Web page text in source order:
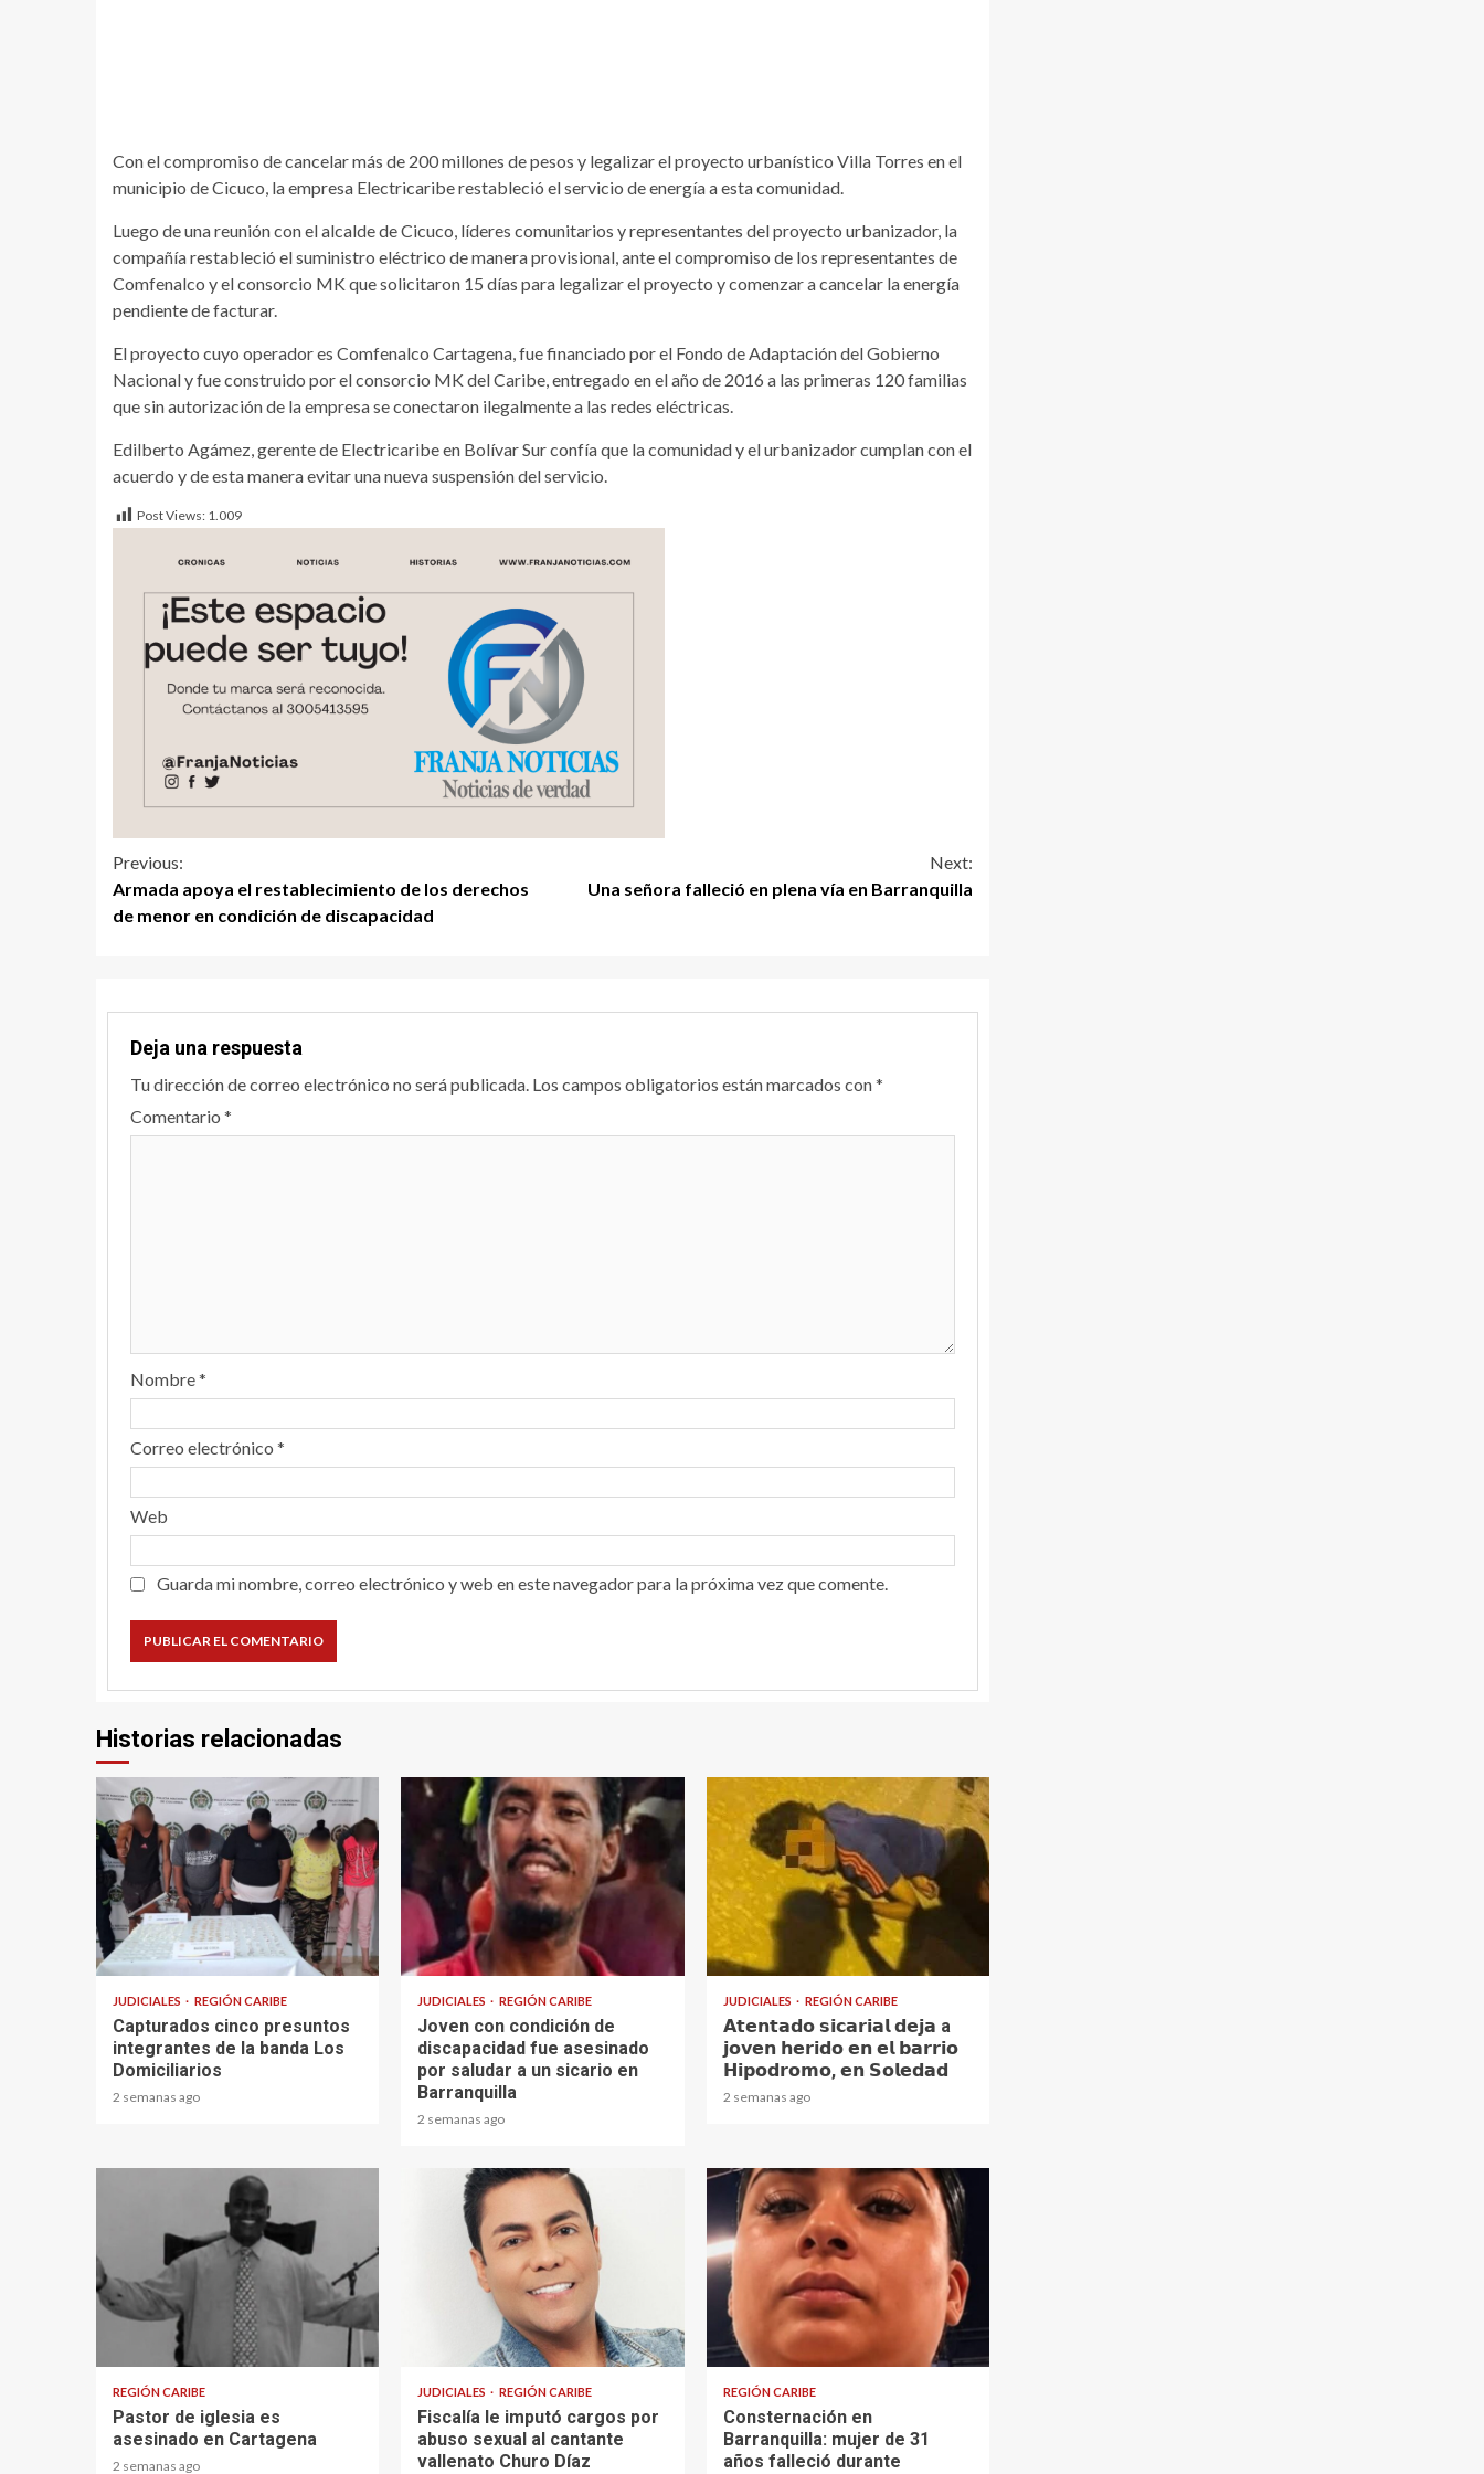
Con el compromiso de cancelar más de 200 millones de pesos y legalizar el proyecto urbanístico Villa Torres en el
municipio de Cicuco, la empresa Electricaribe restableció el servicio de energía a esta comunidad.
Luego de una reunión con el alcalde de Cicuco, líderes comunitarios y representantes del proyecto urbanizador, la
compañía restableció el suministro eléctrico de manera provisional, ante el compromiso de los representantes de
Comfenalco y el consorcio MK que solicitaron 15 días para legalizar el proyecto y comenzar a cancelar la energía
pendiente de facturar.
El proyecto cuyo operador es Comfenalco Cartagena, fue financiado por el Fondo de Adaptación del Gobierno
Nacional y fue construido por el consorcio MK del Caribe, entregado en el año de 2016 a las primeras 120 familias
que sin autorización de la empresa se conectaron ilegalmente a las redes eléctricas.
Edilberto Agámez, gerente de Electricaribe en Bolívar Sur confía que la comunidad y el urbanizador cumplan con el
acuerdo y de esta manera evitar una nueva suspensión del servicio.
Post Views: 1.009
Previous:
Armada apoya el restablecimiento de los derechos
de menor en condición de discapacidad
Next:
Una señora falleció en plena vía en Barranquilla
Deja una respuesta
Tu dirección de correo electrónico no será publicada. Los campos obligatorios están marcados con*
Comentario *
Nombre*
Correo electrónico *
Web
Guarda mi nombre, correo electrónico y web en este navegador para la próxima vez que comente.
Historias relacionadas
1 min read
JUDICIALES REGIÓN CARIBE
Capturados cinco presuntos
integrantes de la banda Los
Domiciliarios
2 semanas ago
1 min read
JUDICIALES REGIÓN CARIBE
Joven con condición de
discapacidad fue asesinado
por saludar a un sicario en
Barranquilla
2 semanas ago
1 min read
JUDICIALES REGIÓN CARIBE
𝗔𝘁𝗲𝗻𝘁𝗮𝗱𝗼 𝘀𝗶𝗰𝗮𝗿𝗶𝗮𝗹 𝗱𝗲𝗷𝗮 a
𝗷𝗼𝘃𝗲𝗻 𝗵𝗲𝗿𝗶𝗱𝗼 𝗲𝗻 𝗲𝗹 𝗯𝗮𝗿𝗿𝗶𝗼
𝗛𝗶𝗽𝗼𝗱𝗿𝗼𝗺𝗼, 𝗲𝗻 𝗦𝗼𝗹𝗲𝗱𝗮𝗱
2 semanas ago
1 min read
REGIÓN CARIBE
Pastor de iglesia es
asesinado en Cartagena
2 semanas ago
JUDICIALES REGIÓN CARIBE
Fiscalía le imputó cargos por
abuso sexual al cantante
vallenato Churo Díaz
2 min read
REGIÓN CARIBE
Consternación en
Barranquilla: mujer de 31
años falleció durante